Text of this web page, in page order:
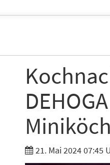
21. Mai 2024 07:45